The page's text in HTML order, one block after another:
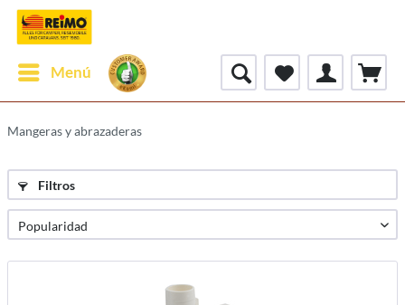
Menú
Mangeras y abrazaderas
Filtros